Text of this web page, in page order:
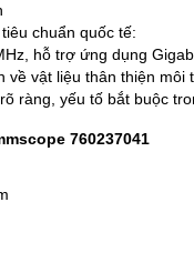
chuẩn quốc tế:
hỗ trợ ứng dụng
về vật liệu thân thiện môi
ràng, yếu tố bắt buộc
760237041